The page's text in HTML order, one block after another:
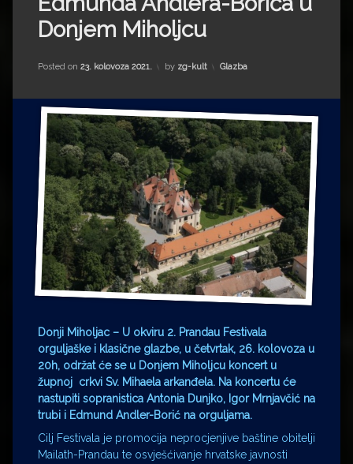
Impressum
Milenko Strižak
Drugi autori
Drugi autori
Ljiljana Lekanić-Kljaić
Željko Krznarić
Mario Lovreković
Miroslav Šantek
Donjem Miholjcu
Posted on 23. kolovoza 2021. by zg-kult Kategorije:
Glazba
Donji Miholjac – U okviru 2. Prandau Festivala
orguljaške i klasične glazbe, u četvrtak, 26. kolovoza u
20h, održat će se u Donjem Miholjcu koncert u
župnoj crkvi Sv. Mihaela arkanđela. Na koncertu će
nastupiti sopranistica Antonia Dunjko, Igor Mrnjavčić na
trubi i Edmund Andler-Borić na orguljama.
Cilj Festivala je promocija neprocjenjive baštine obitelji
Mailath-Prandau te osvješćivanje hrvatske javnosti